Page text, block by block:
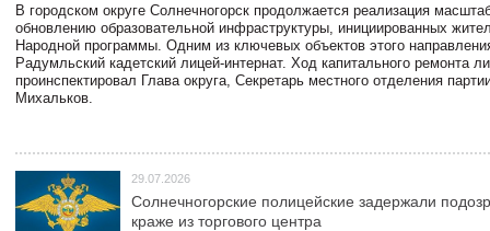
В городском округе Солнечногорск продолжается реализация
обновлению образовательной инфраструктуры, инициированных
Народной программы. Одним из ключевых объектов этого
Радумльский кадетский лицей-интернат. Ход капитального ремонта
проинспектировал Глава округа, Секретарь местного отделения
Михальков.
29.07.2026
Солнечногорские полицейские задержали
краже из торгового центра